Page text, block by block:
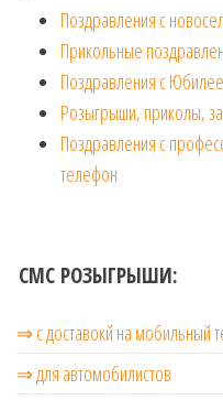
Поздравления с
Прикольные
Поздравления с
Розыгрыши, приколы,
Поздравления с
телефон
СМС РОЗЫГРЫШИ:
⇒ с доставокй на мобильный
⇒ для автомобилистов